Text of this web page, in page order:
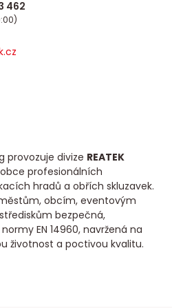
provozuje divize REATEK
profesionálních
hradů a obřích skluzavek.
obcím, eventovým
bezpečná,
EN 14960, navržená na
životnost a poctivou kvalitu.